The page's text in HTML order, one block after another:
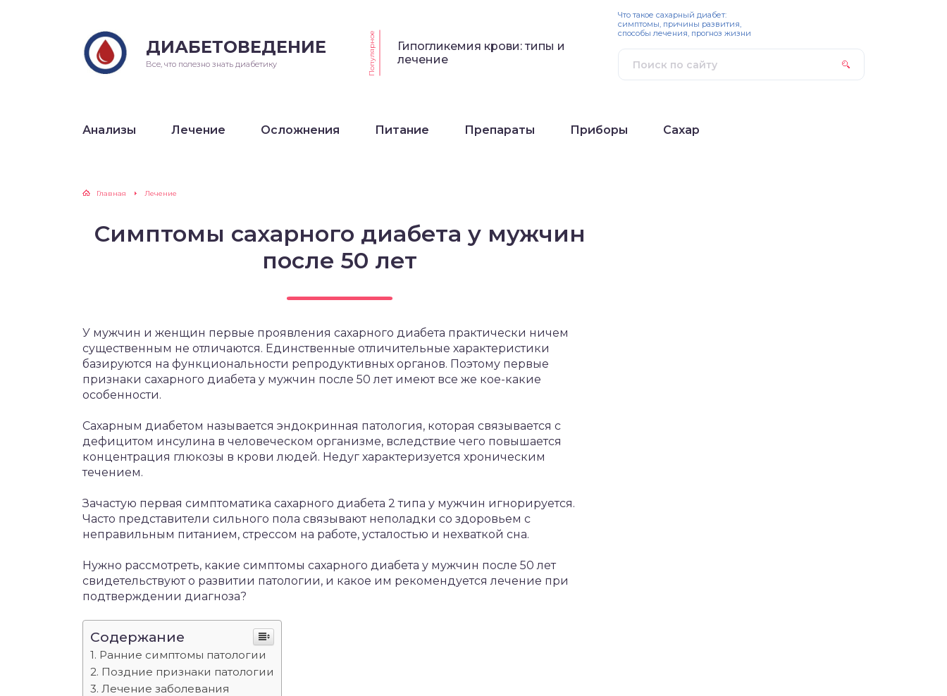
ДИАБЕТОВЕДЕНИЕ
Все, что полезно знать диабетику Популярное
Гипогликемия крови: типы и
лечение
Анализы Лечение Осложнения Питание Препараты Приборы Сахар
Что такое сахарный диабет:
симптомы, причины развития,
способы лечения, прогноз жизни
Главная Лечение
Симптомы сахарного диабета у мужчин
после 50 лет
У мужчин и женщин первые проявления сахарного диабета практически ничем
существенным не отличаются. Единственные отличительные характеристики
базируются на функциональности репродуктивных органов. Поэтому первые
признаки сахарного диабета у мужчин после 50 лет имеют все же кое-какие
особенности.
Сахарным диабетом называется эндокринная патология, которая связывается с
дефицитом инсулина в человеческом организме, вследствие чего повышается
концентрация глюкозы в крови людей. Недуг характеризуется хроническим
течением.
Зачастую первая симптоматика сахарного диабета 2 типа у мужчин игнорируется.
Часто представители сильного пола связывают неполадки со здоровьем с
неправильным питанием, стрессом на работе, усталостью и нехваткой сна.
Нужно рассмотреть, какие симптомы сахарного диабета у мужчин после 50 лет
свидетельствуют о развитии патологии, и какое им рекомендуется лечение при
подтверждении диагноза?
Содержание
Ранние симптомы патологии
Поздние признаки патологии
Лечение заболевания